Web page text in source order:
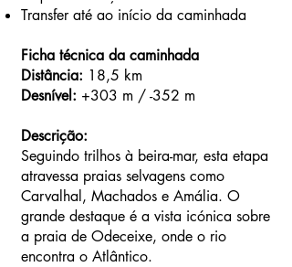
Transfer até ao início da caminhada
Ficha técnica da caminhada
Distância: 18,5 km
Desnível: +303 m / -352 m
Descrição:
Seguindo trilhos à beira-mar, esta etapa
atravessa praias selvagens como
Carvalhal, Machados e Amália. O
grande destaque é a vista icónica sobre
a praia de Odeceixe, onde o rio
encontra o Atlântico.